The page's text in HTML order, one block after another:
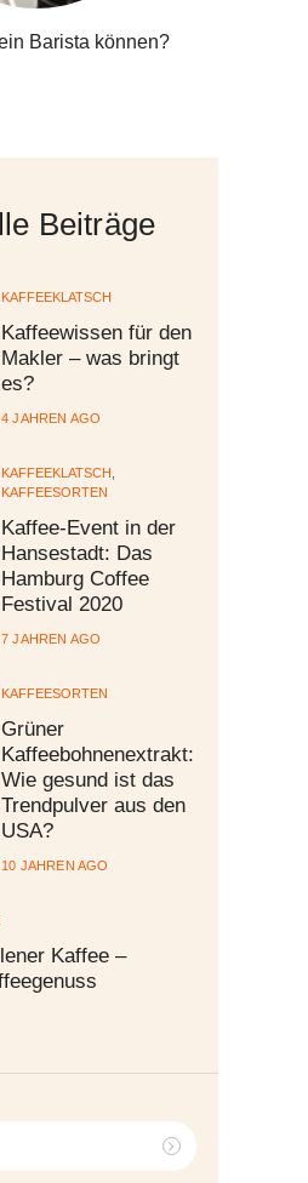
Barista können?
Beiträge
KAFFEEKLATSCH
Kaffeewissen für den
Makler – was bringt
es?
4 JAHREN AGO
KAFFEEKLATSCH
KAFFEESORTEN
Kaffee-Event in der
Hansestadt: Das
Hamburg Coffee
Festival 2020
7 JAHREN AGO
KAFFEESORTEN
Grüner
Kaffeebohnenextrakt:
Wie gesund ist das
Trendpulver aus den
USA?
10 JAHREN AGO
Kaffee –